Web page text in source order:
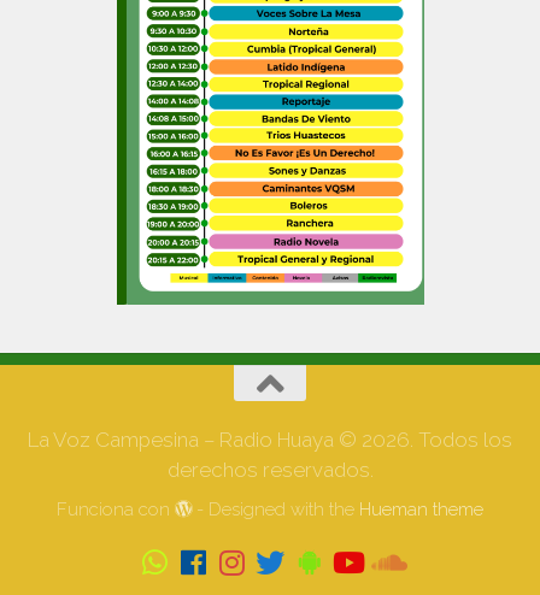
La Voz Campesina – Radio Huaya © 2026. Todos los
derechos reservados.
Funciona con - Designed with the Hueman theme